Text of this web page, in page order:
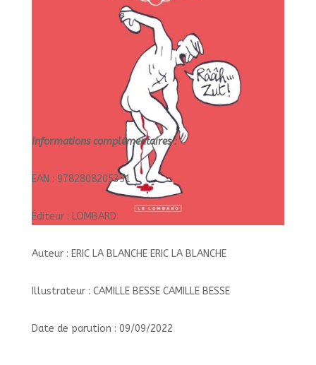
Informations complémentaires :
EAN : 9782808205351
Éditeur : LOMBARD
Auteur : ERIC LA BLANCHE ERIC LA BLANCHE
Illustrateur : CAMILLE BESSE CAMILLE BESSE
Date de parution : 09/09/2022